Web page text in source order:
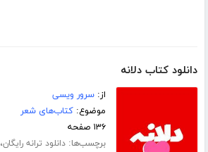
دانلود کتاب دلانه
از:سرور ویسی
موضوع:کتاب‌های شعر
۱۳۶ صفحه
برچسب‌ها:دانلود ترانه رایگان،